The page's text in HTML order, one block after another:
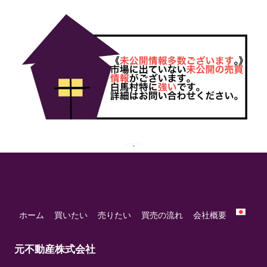
ホーム 買いたい 売りたい 買売の流れ 会社概要
元不動産株式会社